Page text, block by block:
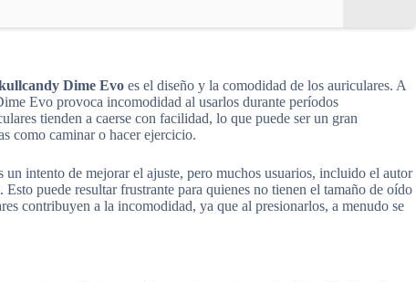
Dime Evo es el diseño y la comodidad de los auriculares. A
Evo provoca incomodidad al usarlos durante períodos
tienden a caerse con facilidad, lo que puede ser un gran
como caminar o hacer ejercicio.
intento de mejorar el ajuste, pero muchos usuarios, incluido el autor
puede resultar frustrante para quienes no tienen el tamaño de oído
contribuyen a la incomodidad, ya que al presionarlos, a menudo se